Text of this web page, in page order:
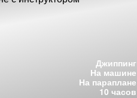
Джиппинг
На машине
На параплане
10 часов